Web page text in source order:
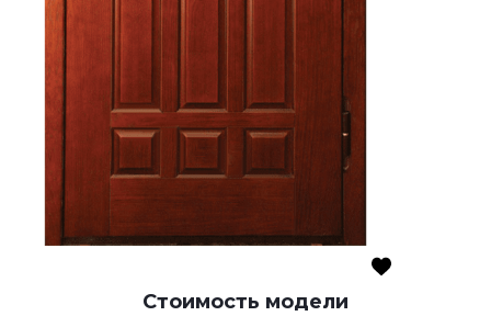
Стоимость модели